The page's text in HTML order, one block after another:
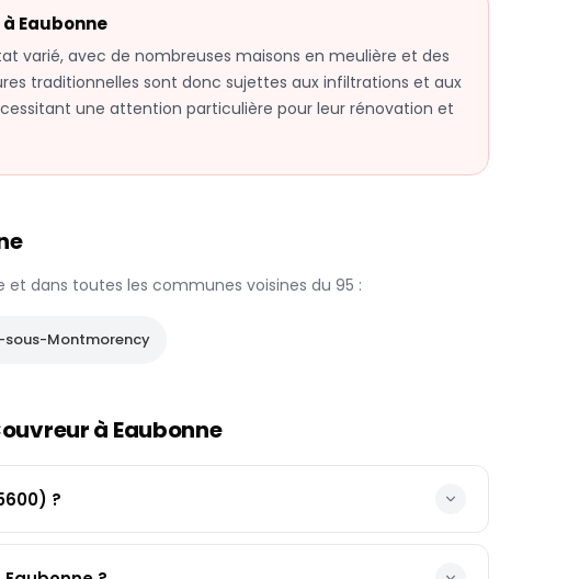
Eaubonne
varié, avec de nombreuses maisons en meulière et des
traditionnelles sont donc sujettes aux infiltrations et aux
une attention particulière pour leur rénovation et
et dans toutes les communes voisines du 95 :
sous-Montmorency
à Eaubonne
?